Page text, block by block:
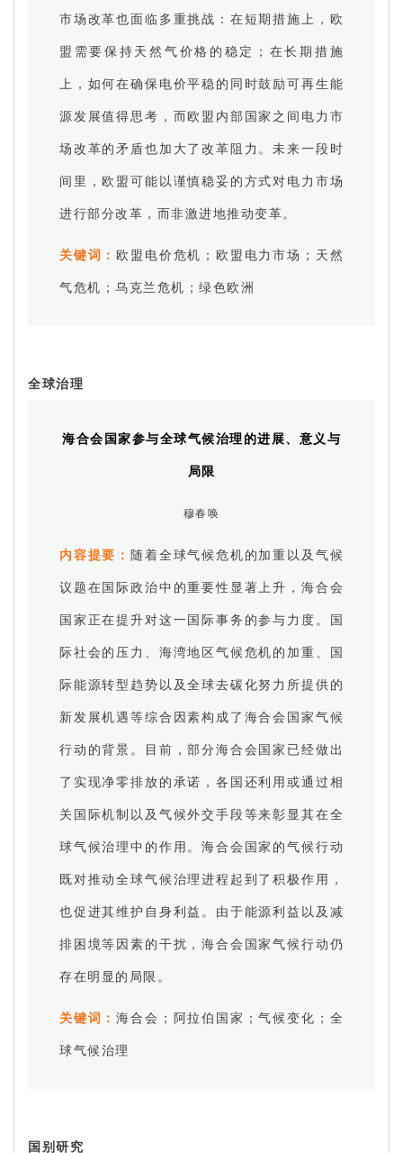
市场改革也面临多重挑战：在短期措施上，欧
盟需要保持天然气价格的稳定；在长期措施
上，如何在确保电价平稳的同时鼓励可再生能
源发展值得思考，而欧盟内部国家之间电力市
场改革的矛盾也加大了改革阻力。未来一段时
间里，欧盟可能以谨慎稳妥的方式对电力市场
进行部分改革，而非激进地推动变革。
关键词：欧盟电价危机；欧盟电力市场；天然
气危机；乌克兰危机；绿色欧洲
全球治理
海合会国家参与全球气候治理的进展、意义与
局限
穆春唤
内容提要：随着全球气候危机的加重以及气候
议题在国际政治中的重要性显著上升，海合会
国家正在提升对这一国际事务的参与力度。国
际社会的压力、海湾地区气候危机的加重、国
际能源转型趋势以及全球去碳化努力所提供的
新发展机遇等综合因素构成了海合会国家气候
行动的背景。目前，部分海合会国家已经做出
了实现净零排放的承诺，各国还利用或通过相
关国际机制以及气候外交手段等来彰显其在全
球气候治理中的作用。海合会国家的气候行动
既对推动全球气候治理进程起到了积极作用，
也促进其维护自身利益。由于能源利益以及减
排困境等因素的干扰，海合会国家气候行动仍
存在明显的局限。
关键词：海合会；阿拉伯国家；气候变化；全
球气候治理
国别研究